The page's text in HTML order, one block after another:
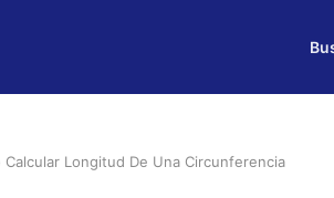
Calcular Longitud De Una Circunferencia